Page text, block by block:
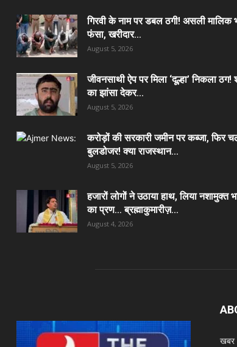
गिरवी के नाम पर डबल ठगी! असली मालिक
फंसा, खरीदार...
August 5, 2026
जीवनसाथी ऐप पर मिला ‘दूल्हा’ निकला ठग!
का झांसा देकर...
August 5, 2026
करोड़ों की सरकारी जमीन पर कब्जा, फिर
बुलडोजर! क्या राजस्थान...
August 5, 2026
हजारों लोगों ने उठाया हाथ, लिया नशामुक्त
का प्रण… ब्रह्माकुमारीज़...
August 4, 2026
खबर